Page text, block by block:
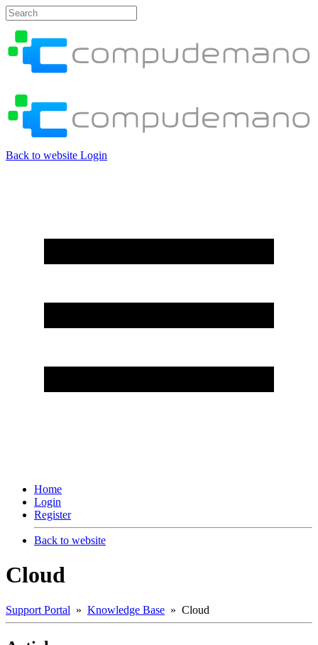
Back to website Login
Home
Login
Register
Back to website
Cloud
Support Portal » Knowledge Base » Cloud